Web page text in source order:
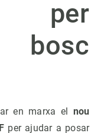
per
bosc
en marxa el nou
per ajudar a posar